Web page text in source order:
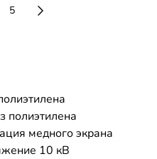
5
полиэтилена
медного экрана
10 кВ